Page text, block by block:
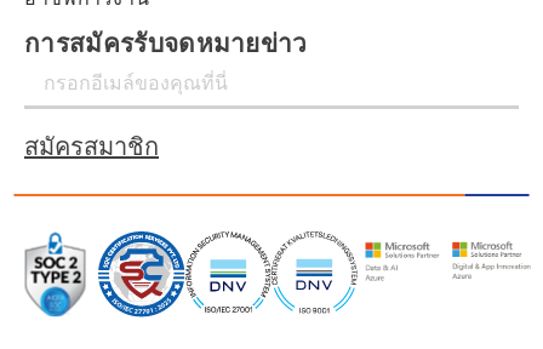
การสมัครรับจดหมายข่าว
สมัครสมาชิก